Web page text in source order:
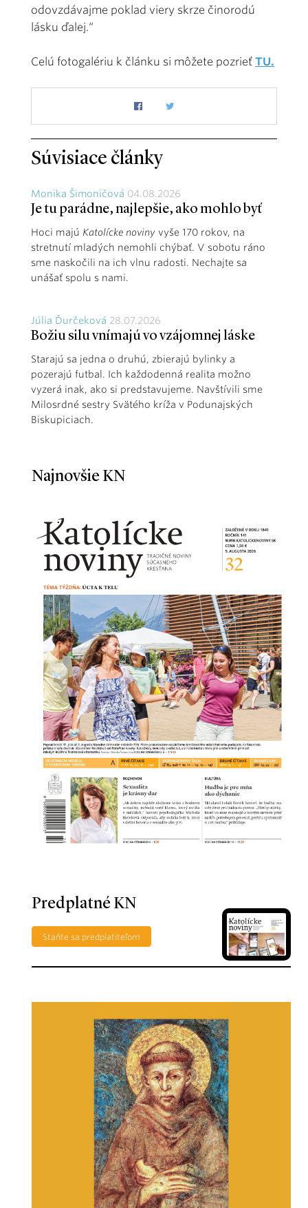
odovzdávajme poklad viery skrze činorodú
lásku ďalej.“
Celú fotogalériu k článku si môžete pozrieť TU.
Súvisiace články
Monika Šimoničová 04.08.2026
Je tu parádne, najlepšie, ako mohlo byť
Hoci majú Katolícke noviny vyše 170 rokov, na
stretnutí mladých nemohli chýbať. V sobotu ráno
sme naskočili na ich vlnu radosti. Nechajte sa
unášať spolu s nami.
Júlia Ďurčeková 28.07.2026
Božiu silu vnímajú vo vzájomnej láske
Starajú sa jedna o druhú, zbierajú bylinky a
pozerajú futbal. Ich každodenná realita možno
vyzerá inak, ako si predstavujeme. Navštívili sme
Milosrdné sestry Svätého kríža v Podunajských
Biskupiciach.
Najnovšie KN
Predplatné KN
Staňte sa predplatiteľom